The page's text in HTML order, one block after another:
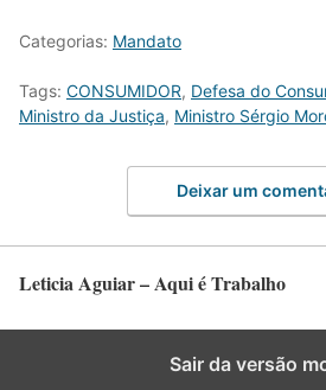
Categorias: Mandato
Tags: CONSUMIDOR, Defesa do
Ministro da Justiça, Ministro Sérgio
Deixar um
Leticia Aguiar – Aqui é Trabalho
Sair da versão